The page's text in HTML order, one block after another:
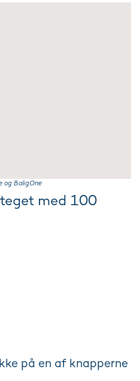
og BoligOne
med 100
på en af knapperne